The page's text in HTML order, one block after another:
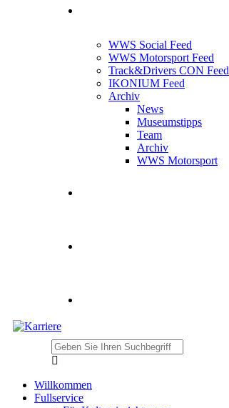
WWS Social Feed
WWS Motorsport Feed
Track&Drivers CON Feed
IKONIUM Feed
Archiv
News
Museumstipps
Team
Archiv
WWS Motorsport
Willkommen
Fullservice